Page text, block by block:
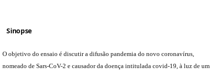
Sinopse
O objetivo do ensaio é discutir a difusão pandemia do novo coronavírus,
nomeado de Sars-CoV-2 e causador da doença intitulada covid-19, à luz de um